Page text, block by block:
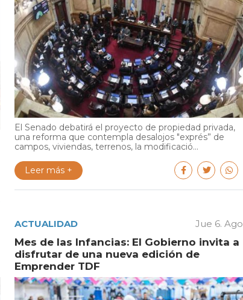
El Senado debatirá el proyecto de propiedad privada,
una reforma que contempla desalojos "exprés” de
campos, viviendas, terrenos, la modificació...
Leer más +
ACTUALIDAD Jue 6. Ago
Mes de las Infancias: El Gobierno invita a
disfrutar de una nueva edición de
Emprender TDF